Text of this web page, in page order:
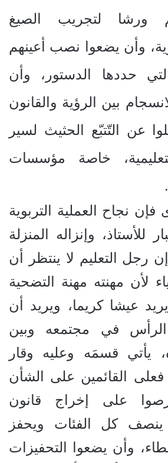
ورشا لتجريب الصيغ
وأن يضعوا نصب أعينهم
حددها الدستور، وأن
بين الرؤية والقانون
عن التّتبّع الحثيث لسير
خاصة مؤسسات
نجاح العملية التربوية
للأستاذ، وإنزاله المنزلة
رجل التعليم لا ينتظر أن
لأن مهنته مهنة التضحية
عيشا كريما، ويريد أن
في مجتمعه وبين
يأتي قسمَه وعليه وقار
القائمين على الشأن
على إخراج قانون
كل الفئات ويحفز
وأن يضعوا التحفيزات